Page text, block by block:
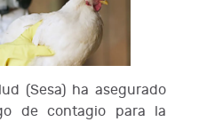
(Sesa) ha asegurado
de contagio para la